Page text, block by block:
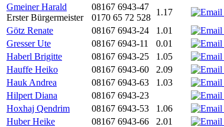
Gmeiner Harald
Erster Bürgermeister
08167 6943-47
0170 65 72 528
1.17
Götz Renate
08167 6943-24 1.01
Gresser Ute
08167 6943-11 0.01
Haberl Brigitte
08167 6943-25 1.05
Hauffe Heiko
08167 6943-60 2.09
Hauk Andrea
08167 6943-63 1.03
Hilpert Diana
08167 6943-23
Hoxhaj Qendrim
08167 6943-53 1.06
Huber Heike
08167 6943-66 2.01